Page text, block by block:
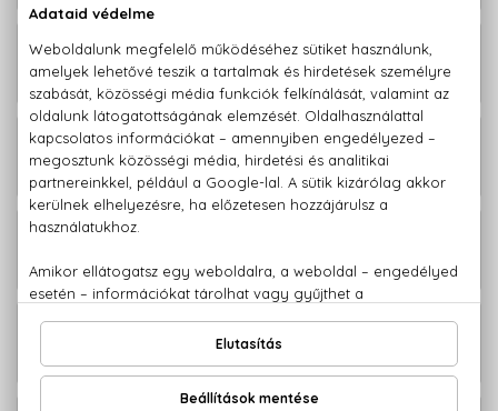
Echos Look Hair Volumizer Hajtőemelő
spray 200 ml
3.380 Ft
Echos Look Heat Protector Hővédő
spray 200 ml
sós hajspray 200 ml